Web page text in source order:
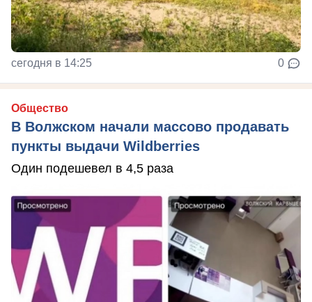
сегодня в 14:25 0
Общество
В Волжском начали массово продавать
пункты выдачи Wildberries
Один подешевел в 4,5 раза